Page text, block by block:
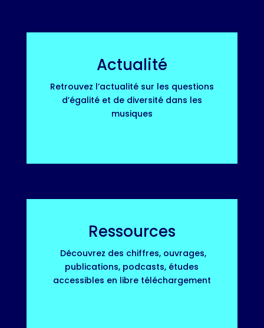
Actualité
Retrouvez l’actualité sur les questions
d’égalité et de diversité dans les
musiques
Ressources
Découvrez des chiffres, ouvrages,
publications, podcasts, études
accessibles en libre téléchargement